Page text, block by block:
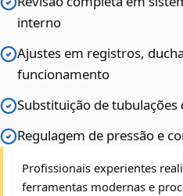
interno
Ajustes em registros,
funcionamento
Substituição de
Regulagem de pressão e
Profissionais experientes
ferramentas modernas e